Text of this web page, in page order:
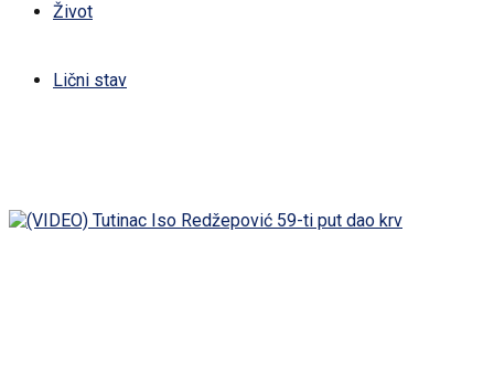
Život
Lični stav